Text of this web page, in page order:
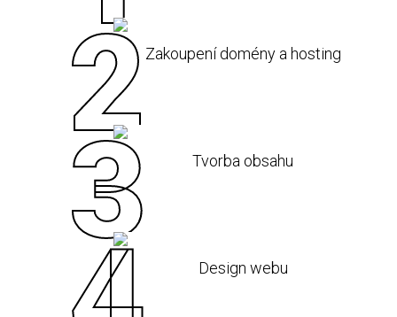
Zakoupení domény a hosting
Tvorba obsahu
Design webu